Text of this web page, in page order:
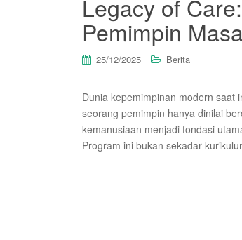
Legacy of
Pemimpin
25/12/2025 Berita
Dunia kepemimpinan modern saat
seorang pemimpin hanya dinilai
kemanusiaan menjadi fondasi
Program ini bukan sekadar